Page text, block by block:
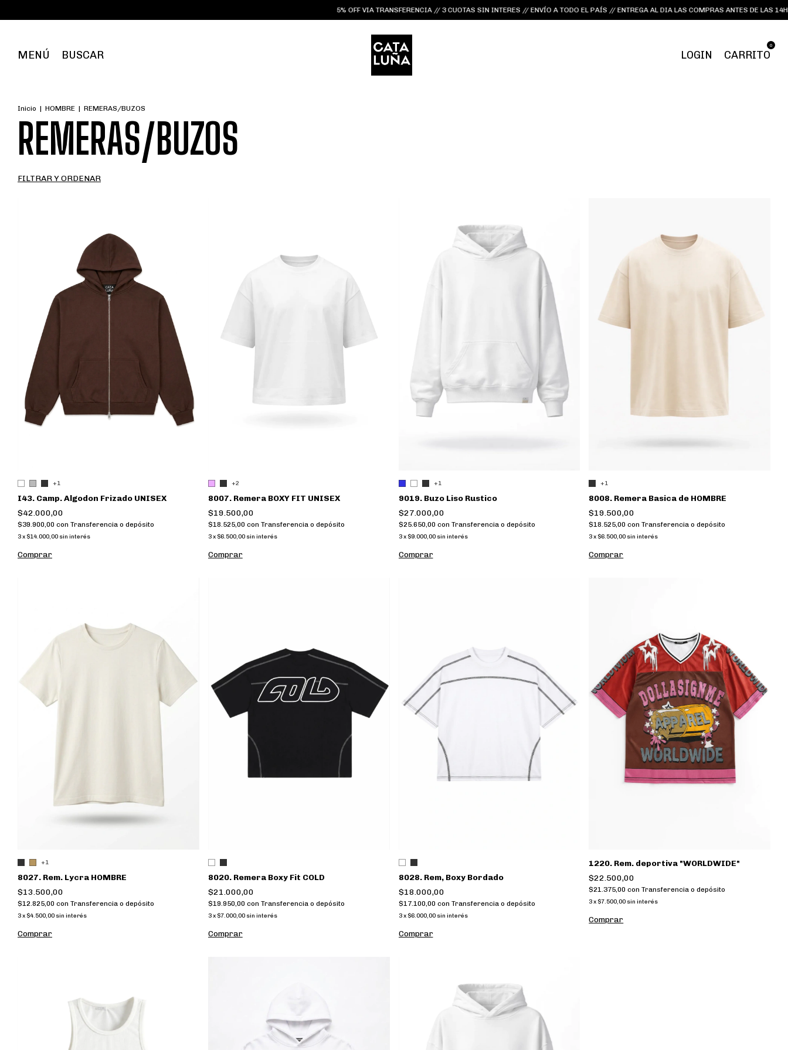
5% OFF VIA TRANSFERENCIA // 3 CUOTAS SIN INTERES // ENVÍO A TODO EL PAÍS // ENTREGA AL DIA LAS COMPRAS ANTES DE LAS 14HS
MENÚ BUSCAR LOGIN CARRITO
0
Inicio | HOMBRE | REMERAS/BUZOS
REMERAS/BUZOS
FILTRAR Y ORDENAR
+1
I43. Camp. Algodon Frizado UNISEX
$42.000,00
$39.900,00 con Transferencia o depósito
3x $14.000,00 sin interés
Comprar
+2
8007. Remera BOXY FIT UNISEX
$19.500,00
$18.525,00 con Transferencia o depósito
3x $6.500,00 sin interés
Comprar
+1
9019. Buzo Liso Rustico
$27.000,00
$25.650,00 con Transferencia o depósito
3 x $9.000,00 sin interés
Comprar
+1
8008. Remera Basica de HOMBRE
$19.500,00
$18.525,00con Transferencia o depósito
3x $6.500,00 sin interés
Comprar
+1
8027. Rem. Lycra HOMBRE
$13.500,00
$12.825,00 con Transferencia o depósito
3x $4.500,00 sin interés
Comprar
8020. Remera Boxy Fit COLD
$21.000,00
$19.950,00 con Transferencia o depósito
3x $7.000,00 sin interés
Comprar
8028. Rem, Boxy Bordado
$18.000,00
$17.100,00 con Transferencia o depósito
3 x $6.000,00 sin interés
Comprar
1220. Rem. deportiva "WORLDWIDE"
$22.500,00
$21.375,00con Transferencia o depósito
3x $7.500,00 sin interés
Comprar